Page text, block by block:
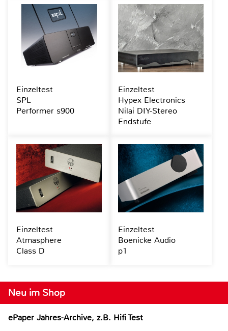
Neu im Shop
ePaper Jahres-Archive, z.B. Hifi Test
Einzeltest
SPL
Performer s900
Einzeltest
Hypex Electronics
Nilai DIY-Stereo
Endstufe
Einzeltest
Atmasphere
Class D
Einzeltest
Boenicke Audio
p1